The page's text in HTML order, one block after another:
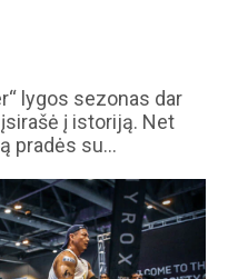
lygos sezonas dar
į istoriją. Net
pradės su…